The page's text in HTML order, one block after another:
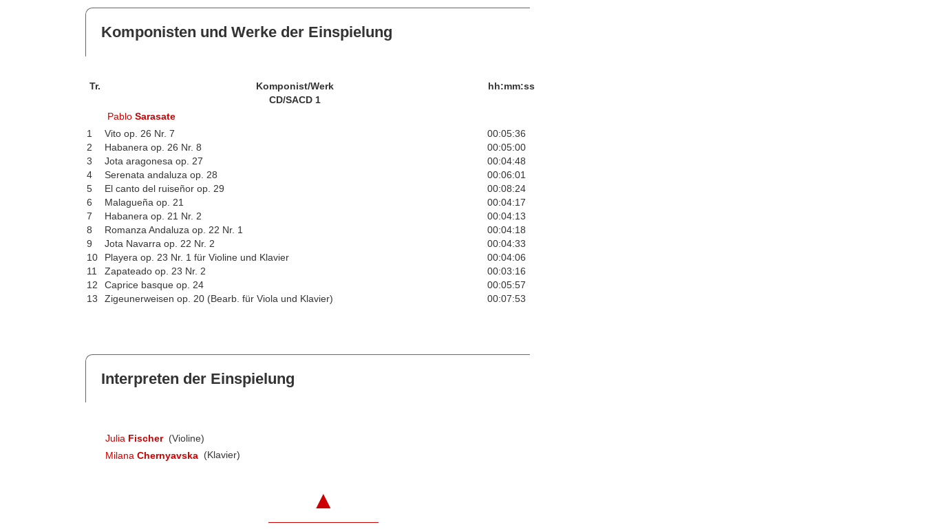
Komponisten und Werke der Einspielung
Tr. Komponist/Werk
hh:mm:ss
CD/SACD 1
PabloSarasate
1
Vito op. 26 Nr. 7
00:05:36
2
Habanera op. 26 Nr. 8
00:05:00
3
Jota aragonesa op. 27
00:04:48
4
Serenata andaluza op. 28
00:06:01
5
El canto del ruiseñor op. 29
00:08:24
6
Malagueña op. 21
00:04:17
7
Habanera op. 21 Nr. 2
00:04:13
8
Romanza Andaluza op. 22 Nr. 1
00:04:18
9
Jota Navarra op. 22 Nr. 2
00:04:33
10
Playera op. 23 Nr. 1 für Violine und Klavier
00:04:06
11
Zapateado op. 23 Nr. 2
00:03:16
12
Caprice basque op. 24
00:05:57
13
Zigeunerweisen op. 20 (Bearb. für Viola und Klavier) 00:07:53
Interpreten der Einspielung
Julia Fischer (Violine)
Milana Chernyavska (Klavier)
▲